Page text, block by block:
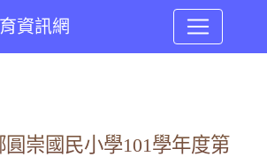
資訊網
崇國民小學101學年度第